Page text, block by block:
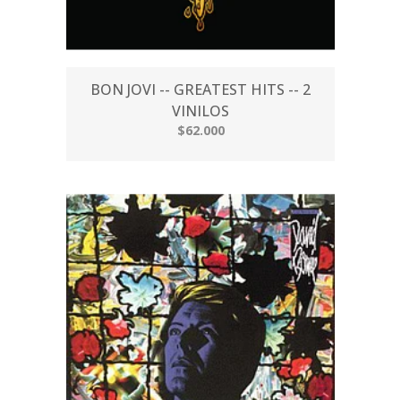
BON JOVI -- GREATEST HITS -- 2
VINILOS
$62.000